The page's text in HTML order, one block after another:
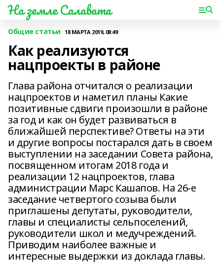
На земле Салавата
Общие статьи 18 МАРТА 2019, 08:49
Как реализуются
нацпроекты в районе
Глава района отчитался о реализации
нацпроектов и наметил планы Какие
позитивные сдвиги произошли в районе
за год и как он будет развиваться в
ближайшей перспективе? Ответы на эти
и другие вопросы постарался дать в своем
выступлении на заседании Совета района,
посвященном итогам 2018 года и
реализации 12 нацпроектов, глава
администрации Марс Кашапов. На 26-е
заседание четвертого созыва были
приглашены депутаты, руководители,
главы и специалисты сельпоселений,
руководители школ и медучреждений.
Приводим наиболее важные и
интересные выдержки из доклада главы.